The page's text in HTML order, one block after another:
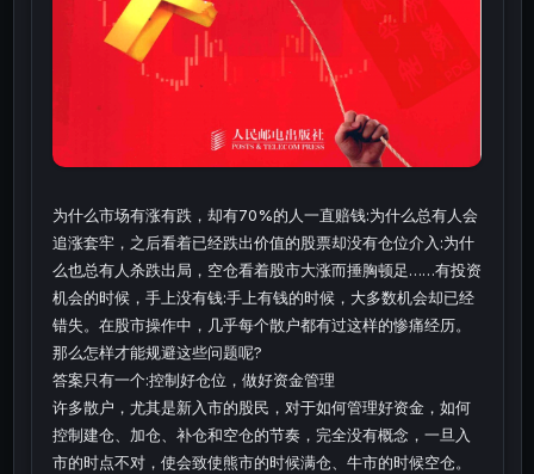
为什么市场有涨有跌，却有70%的人一直赔钱:为什么总有人会
追涨套牢，之后看着已经跌出价值的股票却没有仓位介入:为什
么也总有人杀跌出局，空仓看着股市大涨而捶胸顿足……有投资
机会的时候，手上没有钱:手上有钱的时候，大多数机会却已经
错失。在股市操作中，几乎每个散户都有过这样的惨痛经历。
那么怎样才能规避这些问题呢?
答案只有一个:控制好仓位，做好资金管理
许多散户，尤其是新入市的股民，对于如何管理好资金，如何
控制建仓、加仓、补仓和空仓的节奏，完全没有概念，一旦入
市的时点不对，使会致使熊市的时候满仓、牛市的时候空仓。